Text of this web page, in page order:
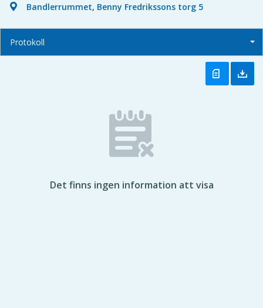
Bandlerrummet, Benny Fredrikssons torg 5
Protokoll
Det finns ingen information att visa